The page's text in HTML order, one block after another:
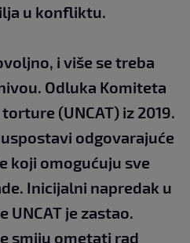
u konfliktu.
i više se treba
Odluka Komiteta
(UNCAT) iz 2019.
odgovarajuće
koji omogućuju sve
Inicijalni napredak u
je zastao.
smiju ometati rad